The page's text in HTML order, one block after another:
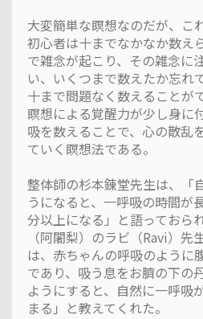
大変簡単な瞑想なのだが、こ
初心者は十までなかなか数え
で雑念が起こり、その雑念に
い、いくつまで数えたか忘れ
十まで問題なく数えることが
瞑想による覚醒力が少し身に
吸を数えることで、心の散乱
ていく瞑想法である。
整体師の杉本錬堂先生は、「
うになると、一呼吸の時間が
分以上になる」と語っておら
（阿闍梨）のラビ（Ravi）先
は、赤ちゃんの呼吸のように
であり、吸う息をお臍の下の
ようにすると、自然に一呼吸
まる」と教えてくれた。